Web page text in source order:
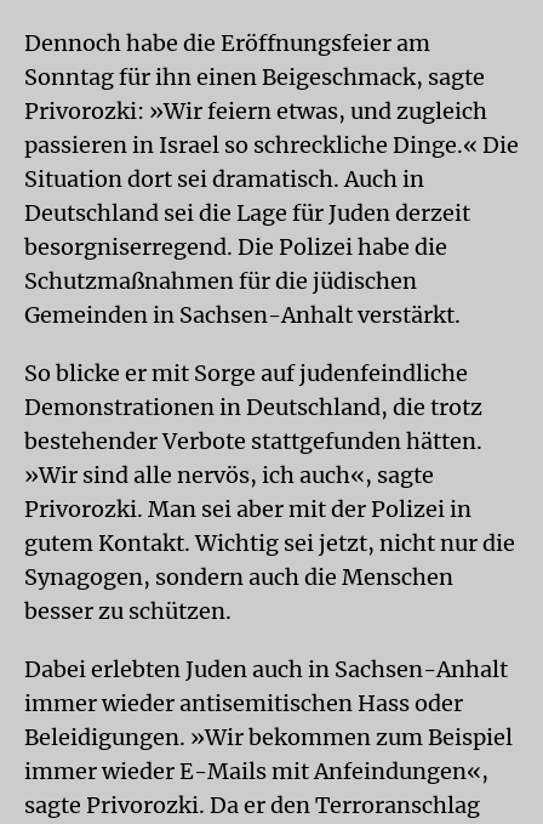
Dennoch habe die Eröffnungsfeier am
Sonntag für ihn einen Beigeschmack, sagte
Privorozki: »Wir feiern etwas, und zugleich
passieren in Israel so schreckliche Dinge.« Die
Situation dort sei dramatisch. Auch in
Deutschland sei die Lage für Juden derzeit
besorgniserregend. Die Polizei habe die
Schutzmaßnahmen für die jüdischen
Gemeinden in Sachsen-Anhalt verstärkt.
So blicke er mit Sorge auf judenfeindliche
Demonstrationen in Deutschland, die trotz
bestehender Verbote stattgefunden hätten.
»Wir sind alle nervös, ich auch«, sagte
Privorozki. Man sei aber mit der Polizei in
gutem Kontakt. Wichtig sei jetzt, nicht nur die
Synagogen, sondern auch die Menschen
besser zu schützen.
Dabei erlebten Juden auch in Sachsen-Anhalt
immer wieder antisemitischen Hass oder
Beleidigungen. »Wir bekommen zum Beispiel
immer wieder E-Mails mit Anfeindungen«,
sagte Privorozki. Da er den Terroranschlag